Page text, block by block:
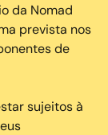
da Nomad
prevista nos
de
sujeitos à